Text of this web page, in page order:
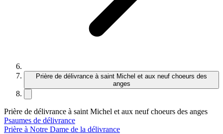
Prière de délivrance à saint Michel et aux neuf choeurs des
anges
Prière de délivrance à saint Michel et aux neuf choeurs des anges
Psaumes de délivrance
Prière à Notre Dame de la délivrance